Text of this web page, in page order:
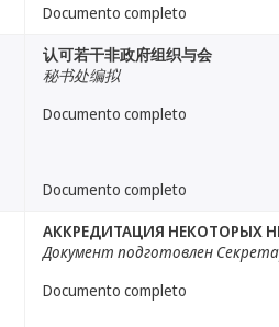
Documento completo
认可若干非政府组织与会
秘书处编拟
Documento completo
Documento completo
АККРЕДИТАЦИЯ НЕКОТОРЫХ
Документ подготовлен
Documento completo